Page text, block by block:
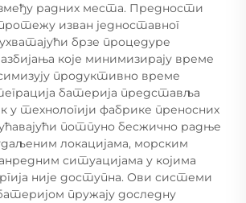
радних места. Предности
изван једноставног
брзе процедуре
које минимизирају време
продуктивно време
батерија представља
у технологији фабрике преносних
потпуно бесжично радње
локацијама, морским
ситуацијама у којима
није доступна. Ови системи
пружају доследну